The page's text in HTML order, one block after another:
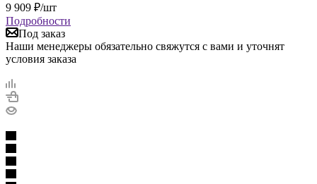
9 909 ₽/шт
Подробности
Под заказ
Наши менеджеры обязательно свяжутся с вами и уточнят
условия заказа